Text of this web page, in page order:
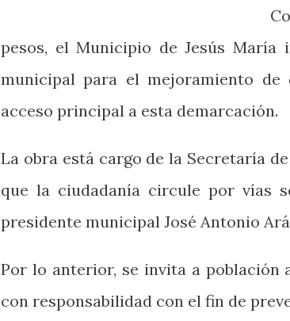
pesos, el Municipio de Jesús
municipal para el mejoramiento
acceso principal a esta demarcación.
La obra está cargo de la Secretaría
que la ciudadanía circule por vías
presidente municipal José Antonio
Por lo anterior, se invita a población
con responsabilidad con el fin de